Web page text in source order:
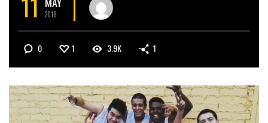
2018
0 1 3.9K 1